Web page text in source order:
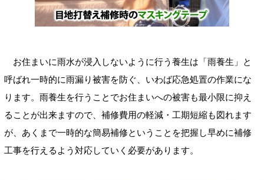
お住まいに雨水が浸入しないように行う養生は「雨養生」と
呼ばれ一時的に雨漏り被害を防ぐ、いわば応急処置の作業にな
ります。雨養生を行うことでお住まいへの被害も最小限に抑え
ることが出来ますので、補修費用の軽減・工期短縮も図れます
が、あくまで一時的な簡易補修ということを把握し早めに補修
工事を行えるよう対応していく必要があります。